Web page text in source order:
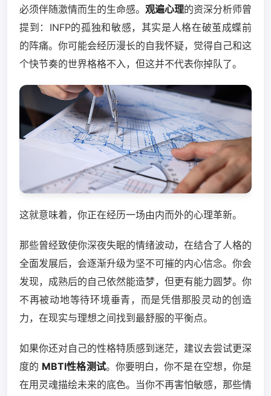
必须伴随激情而生的生命感。 观遍心理的资深分析师曾
提到：INFP的孤独和敏感，其实是人格在破茧成蝶前
的阵痛。你可能会经历漫长的自我怀疑，觉得自己和这
个快节奏的世界格格不入，但这并不代表你掉队了。
这就意味着，你正在经历一场由内而外的心理革新。
那些曾经致使你深夜失眠的情绪波动，在结合了人格的
全面发展后，会逐渐升级为坚不可摧的内心信念。你会
发现，成熟后的自己依然能造梦，但更有能力圆梦。你
不再被动地等待环境垂青，而是凭借那股灵动的创造
力，在现实与理想之间找到最舒服的平衡点。
如果你还对自己的性格特质感到迷茫，建议去尝试更深
度的 MBTI性格测试。你要明白，你不是在空想，你是
在用灵魂描绘未来的底色。当你不再害怕敏感，那些情